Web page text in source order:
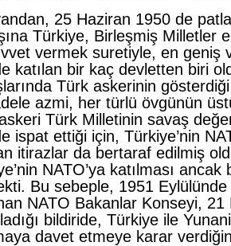
25 Haziran 1950 de
Türkiye, Birleşmiş Milletler
vermek suretiyle, en geniş
katılan bir kaç devletten biri
Türk askerinin
azmi, her türlü övgünün
Türk Milletinin savaş
ispat ettiği için, Türkiye’nin
itirazlar da bertaraf edilmiş
NATO’ya katılması
Bu sebeple, 1951 Eylülünde
NATO Bakanlar Konseyi, 21
bildiride, Türkiye ile
davet etmeye karar